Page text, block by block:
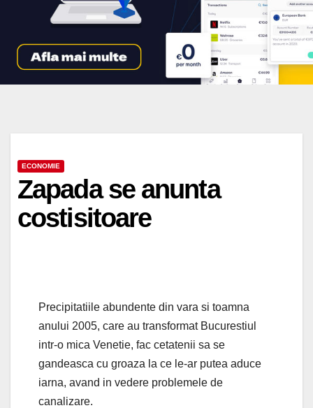
ECONOMIE
Zapada se anunta
costisitoare
Precipitatiile abundente din vara si toamna
anului 2005, care au transformat Bucurestiul
intr-o mica Venetie, fac cetatenii sa se
gandeasca cu groaza la ce le-ar putea aduce
iarna, avand in vedere problemele de
canalizare.